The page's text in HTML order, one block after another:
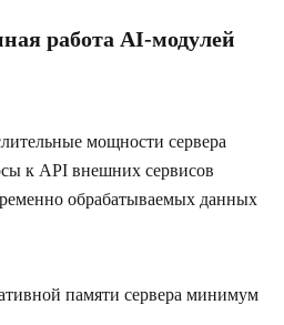
работа AI-модулей
мощности сервера
к API внешних сервисов
обрабатываемых данных
памяти сервера минимум